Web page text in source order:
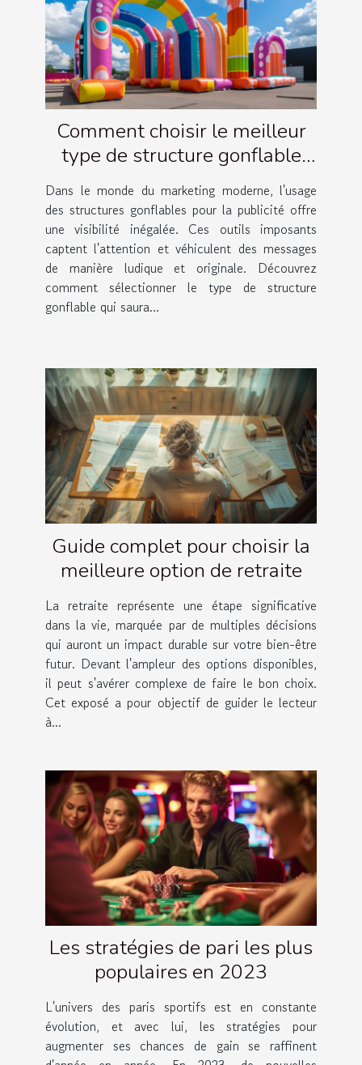
Comment choisir le meilleur
type de structure gonflable
pour votre publicité
Dans le monde du marketing moderne, l'usage
des structures gonflables pour la publicité offre
une visibilité inégalée. Ces outils imposants
captent l'attention et véhiculent des messages
de manière ludique et originale. Découvrez
comment sélectionner le type de structure
gonflable qui saura...
Guide complet pour choisir la
meilleure option de retraite
La retraite représente une étape significative
dans la vie, marquée par de multiples décisions
qui auront un impact durable sur votre bien-être
futur. Devant l'ampleur des options disponibles,
il peut s'avérer complexe de faire le bon choix.
Cet exposé a pour objectif de guider le lecteur
à...
Les stratégies de pari les plus
populaires en 2023
L'univers des paris sportifs est en constante
évolution, et avec lui, les stratégies pour
augmenter ses chances de gain se raffinent